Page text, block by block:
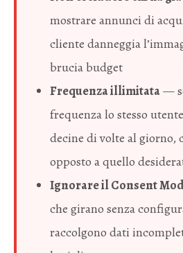
mostrare annunci di
cliente danneggia
brucia budget
Frequenza illimitata—
frequenza lo stesso
decine di volte al giorno,
opposto a quello
Ignorare il Consent
che girano senza
raccolgono dati